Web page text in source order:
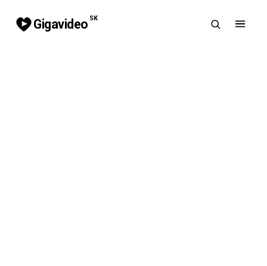
Gigavideo SK